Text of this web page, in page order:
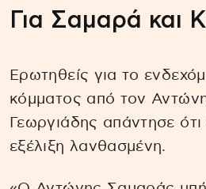
Για Σαμαρά και
Ερωτηθείς για το
κόμματος από τον
Γεωργιάδης απάντησε ότι
εξέλιξη λανθασμένη.